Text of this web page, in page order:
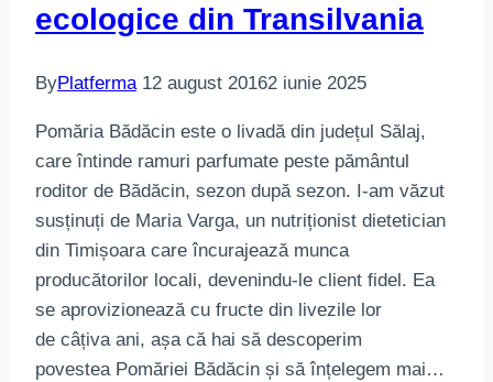
ecologice din Transilvania
ByPlatferma 12 august 20162 iunie 2025
Pomăria Bădăcin este o livadă din județul Sălaj,
care întinde ramuri parfumate peste pământul
roditor de Bădăcin, sezon după sezon. I-am văzut
susținuți de Maria Varga, un nutriționist dietetician
din Timișoara care încurajează munca
producătorilor locali, devenindu-le client fidel. Ea
se aprovizionează cu fructe din livezile lor
de câțiva ani, așa că hai să descoperim
povestea Pomăriei Bădăcin și să înțelegem mai…